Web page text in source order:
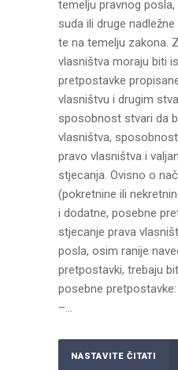
temelju pravnog
suda ili druge
te na temelju zakona.
vlasništva moraju biti
pretpostavke
vlasništvu i drugim
sposobnost stvari da
vlasništva,
pravo vlasništva i
stjecanja. Ovisno o
(pokretnine ili
i dodatne, posebne
stjecanje prava
posla, osim ranije
pretpostavki, trebaju
posebne
–...
NASTAVITE ČITATI